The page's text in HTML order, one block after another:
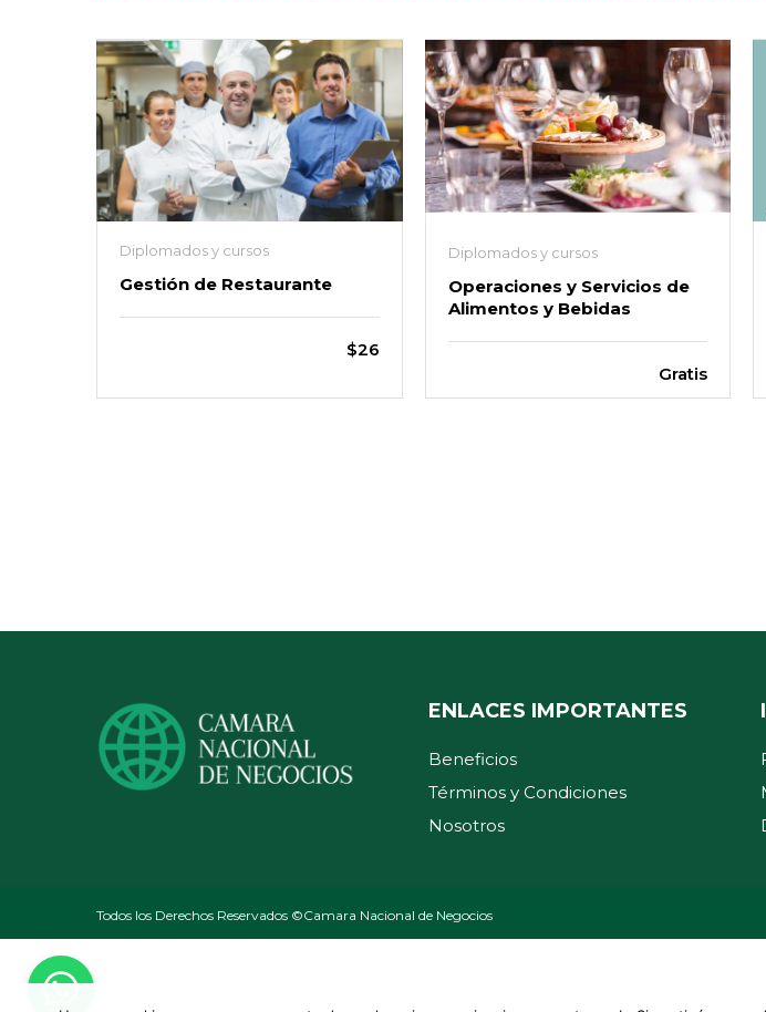
Diplomados y cursos
Gestión de Restaurante
$26
Diplomados y cursos
Operaciones y Servicios de
Alimentos y Bebidas
Gratis
ENLACES IMPORTANTES
Beneficios
Términos y Condiciones
Nosotros
Todos los Derechos Reservados ©Camara Nacional de Negocios